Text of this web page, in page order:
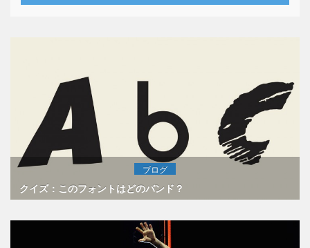
ブログ
クイズ：このフォントはどのバンド？